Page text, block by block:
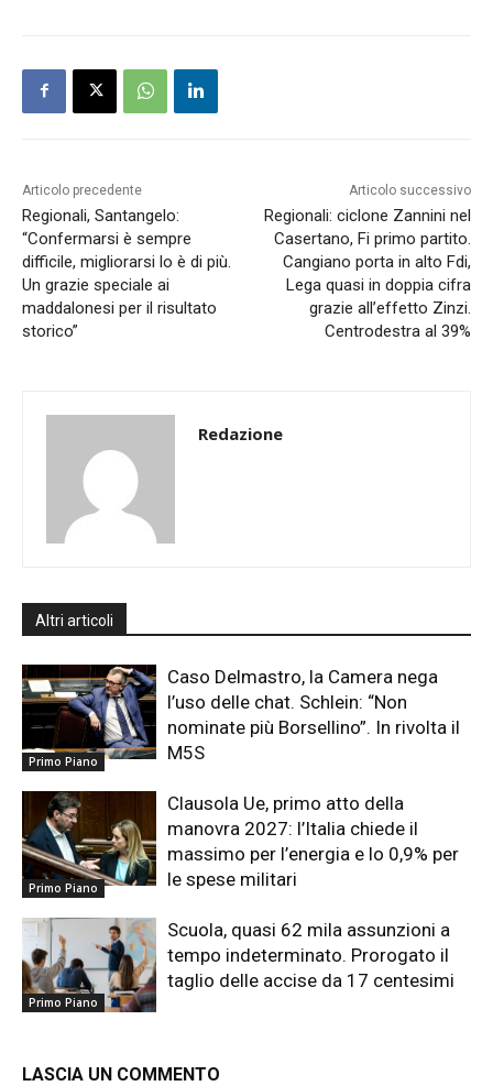
Articolo precedente
Regionali, Santangelo:
“Confermarsi è sempre
difficile, migliorarsi lo è di più.
Un grazie speciale ai
maddalonesi per il risultato
storico”
Articolo successivo
Regionali: ciclone Zannini nel
Casertano, Fi primo partito.
Cangiano porta in alto Fdi,
Lega quasi in doppia cifra
grazie all’effetto Zinzi.
Centrodestra al 39%
Redazione
Altri articoli
Primo Piano
Caso Delmastro, la Camera nega
l’uso delle chat. Schlein: “Non
nominate più Borsellino”. In rivolta il
M5S
Primo Piano
Clausola Ue, primo atto della
manovra 2027: l’Italia chiede il
massimo per l’energia e lo 0,9% per
le spese militari
Primo Piano
Scuola, quasi 62 mila assunzioni a
tempo indeterminato. Prorogato il
taglio delle accise da 17 centesimi
LASCIA UN COMMENTO